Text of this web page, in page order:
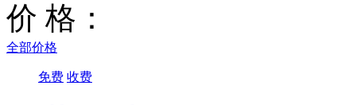
价 格：
全部价格
免费 收费